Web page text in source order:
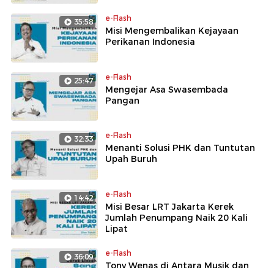
35:58 e-Flash
Misi Mengembalikan Kejayaan
Perikanan Indonesia
25:47 e-Flash
Mengejar Asa Swasembada
Pangan
32:33 e-Flash
Menanti Solusi PHK dan Tuntutan
Upah Buruh
14:42 e-Flash
Misi Besar LRT Jakarta Kerek
Jumlah Penumpang Naik 20 Kali
Lipat
36:09 e-Flash
Tony Wenas di Antara Musik dan